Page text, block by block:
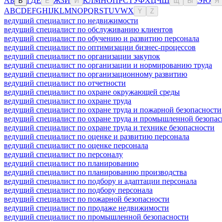
ABCDEFGHIJKLMNOPQRSTUVWX Y Z
ведущий специалист по недвижимости
ведущий специалист по обслуживанию клиентов
ведущий специалист по обучению и развитию персонала
ведущий специалист по оптимизации бизнес-процессов
ведущий специалист по организации закупок
ведущий специалист по организации и нормированию труда
ведущий специалист по организационному развитию
ведущий специалист по отчетности
ведущий специалист по охране окружающей среды
ведущий специалист по охране труда
ведущий специалист по охране труда и пожарной безопасности
ведущий специалист по охране труда и промышленной
ведущий специалист по охране труда и технике безопасности
ведущий специалист по оценке и развитию персонала
ведущий специалист по оценке персонала
ведущий специалист по персоналу
ведущий специалист по планированию
ведущий специалист по планированию производства
ведущий специалист по подбору и адаптации персонала
ведущий специалист по подбору персонала
ведущий специалист по пожарной безопасности
ведущий специалист по продаже недвижимости
ведущий специалист по промышленной безопасности